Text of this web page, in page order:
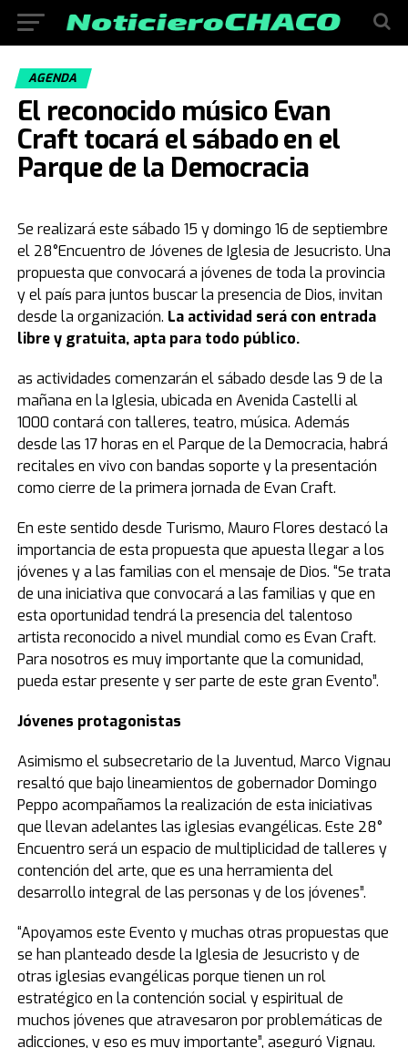
AGENDA
El reconocido músico Evan
Craft tocará el sábado en el
Parque de la Democracia
Se realizará este sábado 15 y domingo 16 de septiembre
el 28°Encuentro de Jóvenes de Iglesia de Jesucristo. Una
propuesta que convocará a jóvenes de toda la provincia
y el país para juntos buscar la presencia de Dios, invitan
desde la organización. La actividad será con entrada
libre y gratuita, apta para todo público.
as actividades comenzarán el sábado desde las 9 de la
mañana en la Iglesia, ubicada en Avenida Castelli al
1000 contará con talleres, teatro, música. Además
desde las 17 horas en el Parque de la Democracia, habrá
recitales en vivo con bandas soporte y la presentación
como cierre de la primera jornada de Evan Craft.
En este sentido desde Turismo, Mauro Flores destacó la
importancia de esta propuesta que apuesta llegar a los
jóvenes y a las familias con el mensaje de Dios. “Se trata
de una iniciativa que convocará a las familias y que en
esta oportunidad tendrá la presencia del talentoso
artista reconocido a nivel mundial como es Evan Craft.
Para nosotros es muy importante que la comunidad,
pueda estar presente y ser parte de este gran Evento”.
Jóvenes protagonistas
Asimismo el subsecretario de la Juventud, Marco Vignau
resaltó que bajo lineamientos de gobernador Domingo
Peppo acompañamos la realización de esta iniciativas
que llevan adelantes las iglesias evangélicas. Este 28°
Encuentro será un espacio de multiplicidad de talleres y
contención del arte, que es una herramienta del
desarrollo integral de las personas y de los jóvenes”.
“Apoyamos este Evento y muchas otras propuestas que
se han planteado desde la Iglesia de Jesucristo y de
otras iglesias evangélicas porque tienen un rol
estratégico en la contención social y espiritual de
muchos jóvenes que atravesaron por problemáticas de
adicciones, y eso es muy importante”, aseguró Vignau.